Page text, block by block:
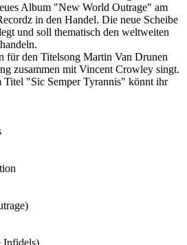
Album "New World Outrage" am
in den Handel. Die neue Scheibe
und soll thematisch den weltweiten
für den Titelsong Martin Van Drunen
zusammen mit Vincent Crowley singt.
Titel "Sic Semper Tyrannis" könnt ihr
Infidels)